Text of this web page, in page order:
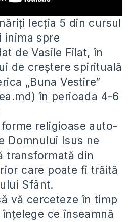
lecția 5 din cursul
inima spre
de Vasile Filat, în
de creștere spirituală
„Buna Vestire”
în perioada 4-6
religioase auto-
Domnului Isus ne
transformată din
care poate fi trăită
Sfânt.
vă cerceteze în timp
ce înseamnă